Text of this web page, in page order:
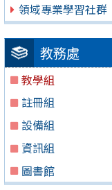
領域專業學習社群
教務處
教學組
註冊組
設備組
資訊組
圖書館